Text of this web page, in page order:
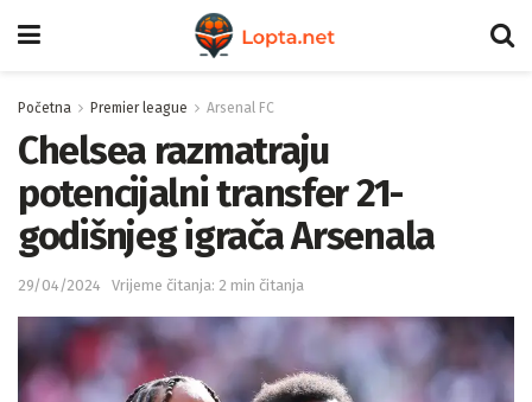
Početna Premier league Arsenal FC
Chelsea razmatraju
potencijalni transfer 21-
godišnjeg igrača Arsenala
29/04/2024 Vrijeme čitanja: 2 min čitanja